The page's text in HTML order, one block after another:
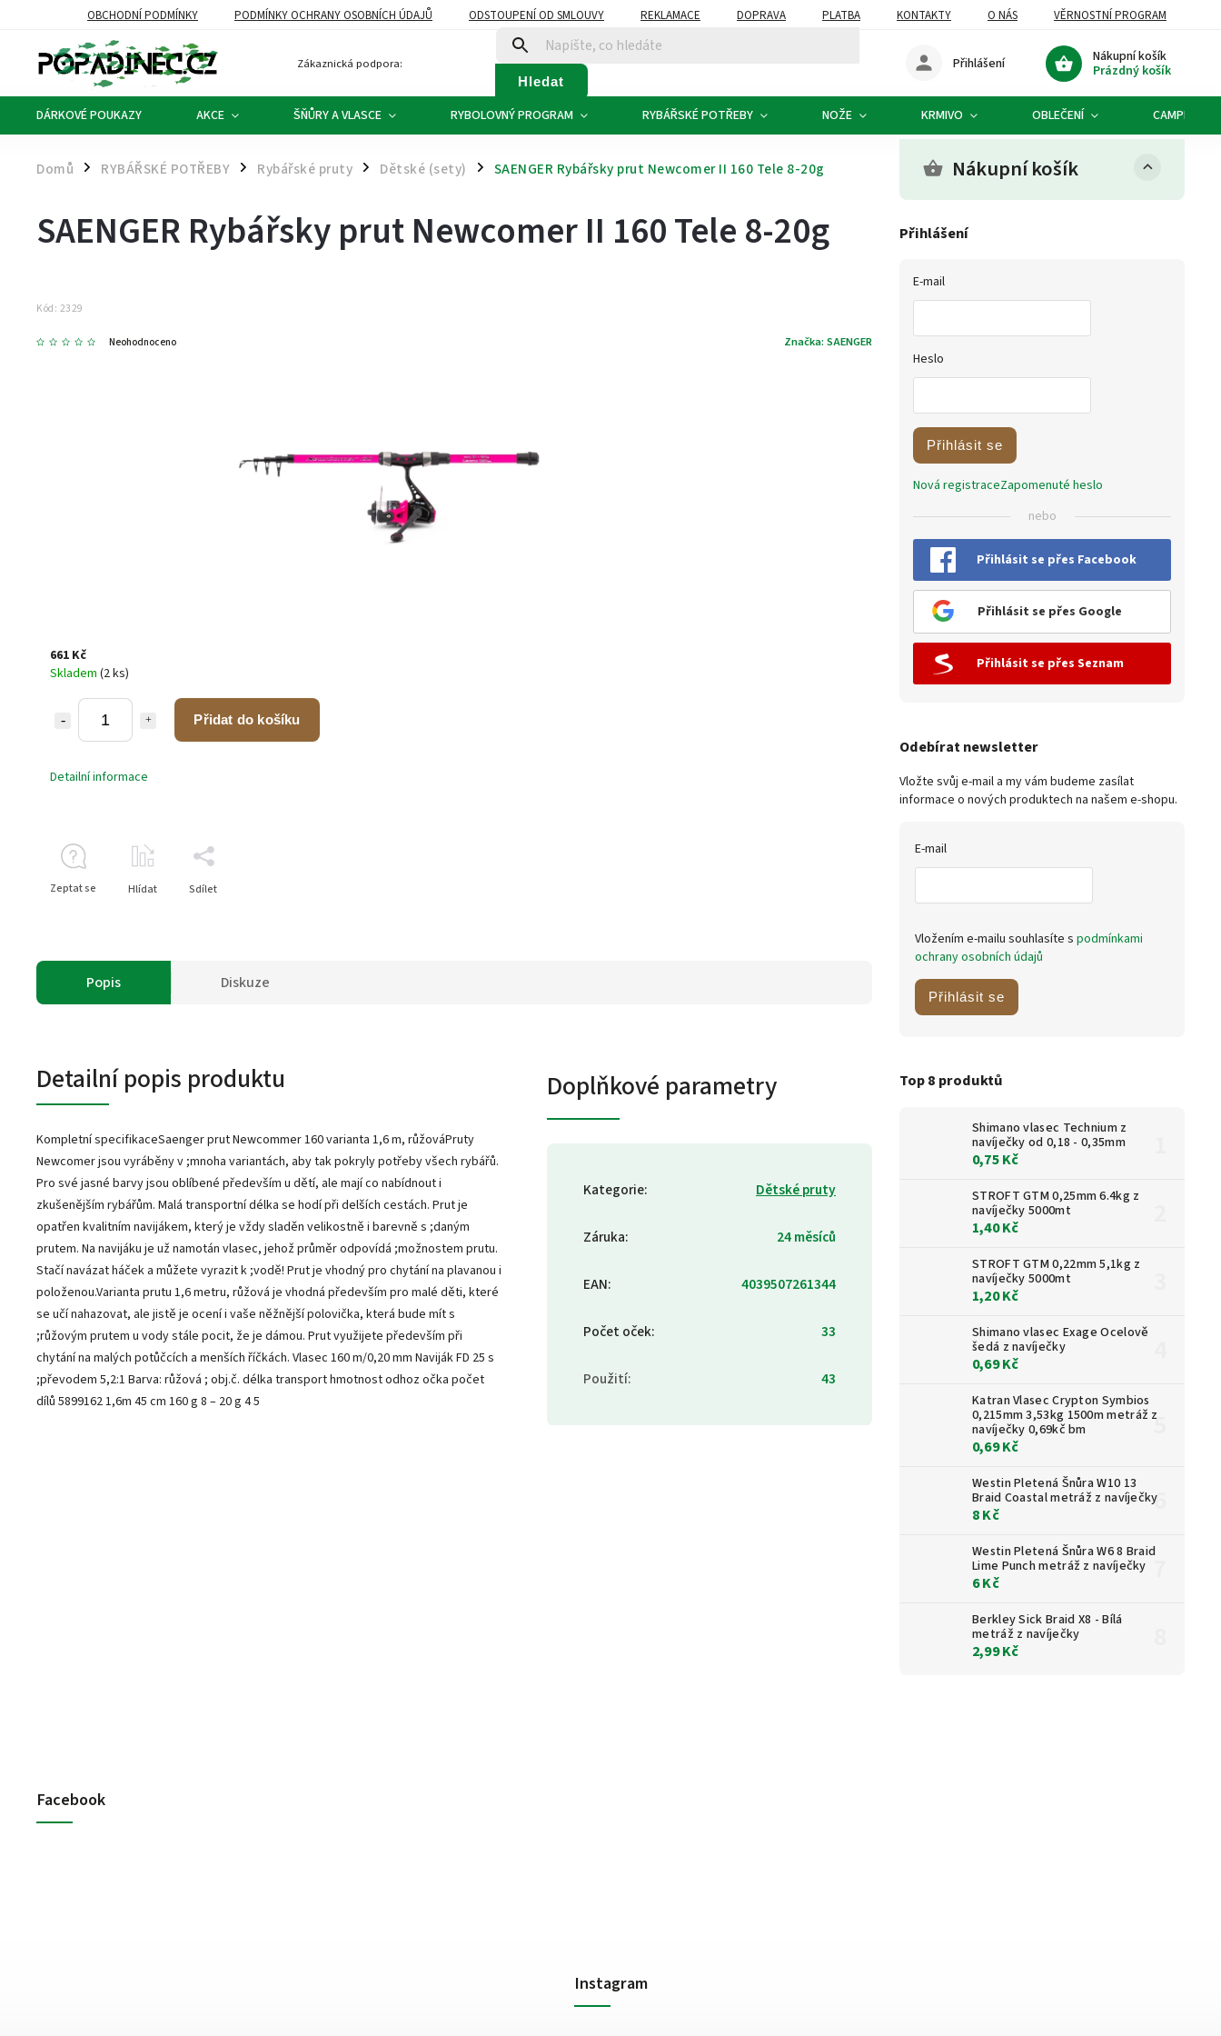
OBCHODNÍ PODMÍNKY PODMÍNKY OCHRANY OSOBNÍCH ÚDAJŮ ODSTOUPENÍ OD SMLOUVY REKLAMACE DOPRAVA PLATBA KONTAKTY O NÁS VĚRNOSTNÍ PROGRAM
Zákaznická podpora:
Hledat
Nákupní košík
Prázdný košík
Přihlášení
DÁRKOVÉ POUKAZY AKCE ŠŇŮRY A VLASCE RYBOLOVNÝ PROGRAM RYBÁŘSKÉ POTŘEBY NOŽE KRMIVO OBLEČENÍ CAMPING
Domů / RYBÁŘSKÉ POTŘEBY / Rybářské pruty / Dětské (sety) / SAENGER Rybářsky prut Newcomer II 160 Tele 8-20g Nákupní košík
Přihlášení
E-mail
Heslo
Přihlásit se
Nová registraceZapomenuté heslo
nebo
Přihlásit se přes Facebook
Přihlásit se přes Google
Přihlásit se přes Seznam
Odebírat newsletter
Vložte svůj e-mail a my vám budeme zasílat
informace o nových produktech na našem e-shopu.
E-mail
Vložením e-mailu souhlasíte s podmínkami
ochrany osobních údajů
Přihlásit se
Top 8 produktů
Shimano vlasec Technium z
navíječky od 0,18 - 0,35mm
0,75 Kč
STROFT GTM 0,25mm 6.4kg z
navíječky 5000mt
1,40 Kč
STROFT GTM 0,22mm 5,1kg z
navíječky 5000mt
1,20 Kč
Shimano vlasec Exage Ocelově
šedá z navíječky
0,69 Kč
Katran Vlasec Crypton Symbios
0,215mm 3,53kg 1500m metráž z
navíječky 0,69kč bm
0,69 Kč
Westin Pletená Šnůra W10 13
Braid Coastal metráž z navíječky
8 Kč
Westin Pletená Šnůra W6 8 Braid
Lime Punch metráž z navíječky
6 Kč
Berkley Sick Braid X8 - Bílá
metráž z navíječky
2,99 Kč
SAENGER Rybářsky prut Newcomer II 160 Tele 8-20g
Kód: 2329
Neohodnoceno Značka: SAENGER
661 Kč
Skladem (2 ks)
Přidat do košíku
Detailní informace
Zeptat se Hlídat Sdílet
Popis Diskuze
Detailní popis produktu
Kompletní specifikaceSaenger prut Newcommer 160 varianta 1,6 m, růžováPruty
Newcomer jsou vyráběny v ;mnoha variantách, aby tak pokryly potřeby všech rybářů.
Pro své jasné barvy jsou oblíbené především u dětí, ale mají co nabídnout i
zkušenějším rybářům. Malá transportní délka se hodí při delších cestách. Prut je
opatřen kvalitním navijákem, který je vždy sladěn velikostně i barevně s ;daným
prutem. Na navijáku je už namotán vlasec, jehož průměr odpovídá ;možnostem prutu.
Stačí navázat háček a můžete vyrazit k ;vodě! Prut je vhodný pro chytání na plavanou i
položenou.Varianta prutu 1,6 metru, růžová je vhodná především pro malé děti, které
se učí nahazovat, ale jistě je ocení i vaše něžnější polovička, která bude mít s
;růžovým prutem u vody stále pocit, že je dámou. Prut využijete především při
chytání na malých potůčcích a menších říčkách. Vlasec 160 m/0,20 mm Naviják FD 25 s
;převodem 5,2:1 Barva: růžová ; obj.č. délka transport hmotnost odhoz očka počet
dílů 5899162 1,6m 45 cm 160 g 8 – 20 g 4 5
Doplňkové parametry
Kategorie: Dětské pruty
Záruka: 24 měsíců
EAN: 4039507261344
Počet oček: 33
Použití: 43
Facebook
Instagram